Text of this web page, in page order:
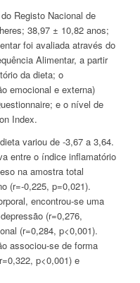
Registo Nacional de
38,97 ± 10,82 anos;
foi avaliada através do
Alimentar, a partir
da dieta; o
emocional e externa)
; e o nível de
Index.
variou de -3,67 a 3,64.
entre o índice inflamatório
na amostra total
(r=-0,225, p=0,021).
encontrou-se uma
(r=0,276,
(r=0,284, p<0,001).
associou-se de forma
p<0,001) e